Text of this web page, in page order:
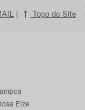
| Topo do Site
Elze